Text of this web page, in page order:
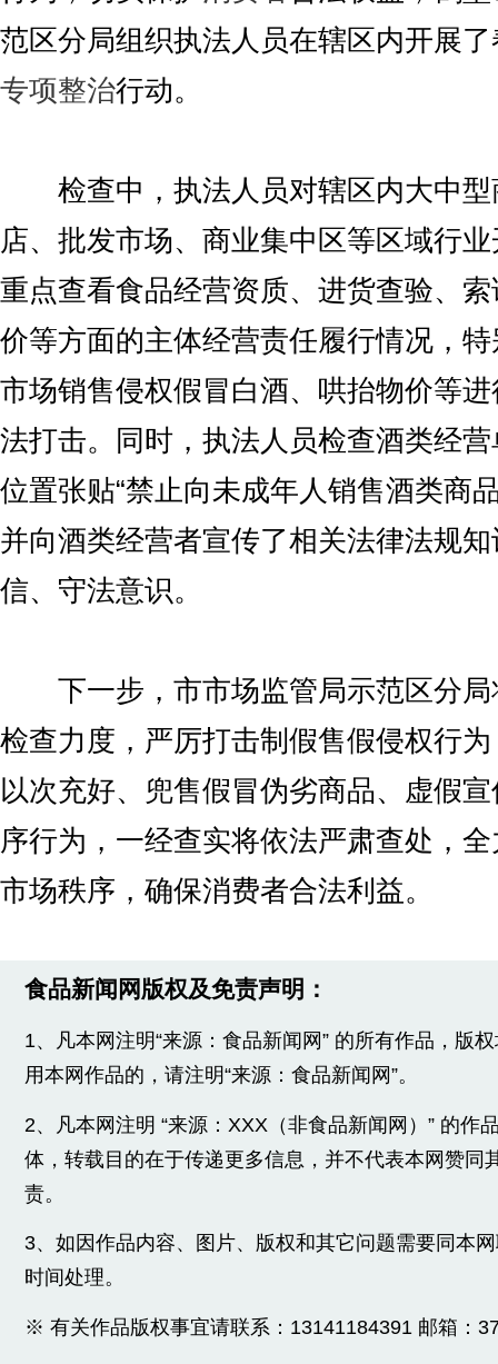
范区分局组织执法人员在辖区内开展
专项整治行动。
检查中，执法人员对辖区内大中型
店、批发市场、商业集中区等区域行
重点查看食品经营资质、进货查验、
价等方面的主体经营责任履行情况，
市场销售侵权假冒白酒、哄抬物价等
法打击。同时，执法人员检查酒类经
位置张贴“禁止向未成年人销售酒类商
并向酒类经营者宣传了相关法律法规
信、守法意识。
下一步，市市场监管局示范区分局
检查力度，严厉打击制假售假侵权行
以次充好、兜售假冒伪劣商品、虚假
序行为，一经查实将依法严肃查处，
市场秩序，确保消费者合法利益。
食品新闻网版权及免责声明：
1、凡本网注明“来源：食品新闻网” 的所有作品，版
用本网作品的，请注明“来源：食品新闻网”。
2、凡本网注明 “来源：XXX（非食品新闻网）” 的作
体，转载目的在于传递更多信息，并不代表本网赞同
责。
3、如因作品内容、图片、版权和其它问题需要同本
时间处理。
※ 有关作品版权事宜请联系：13141184391 邮箱：